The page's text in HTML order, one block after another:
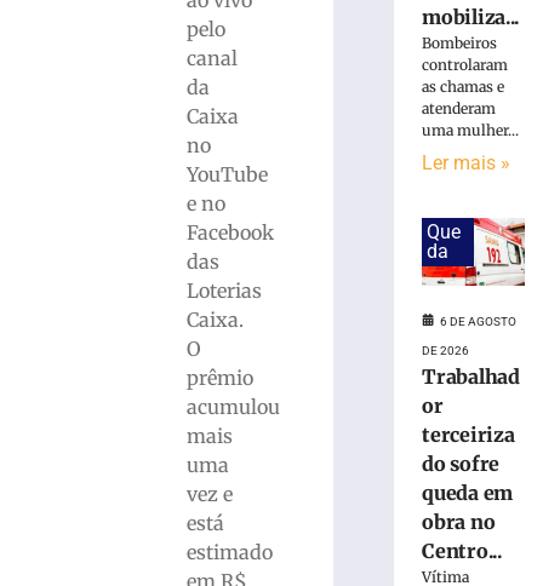
pelo
canal
da
Caixa
no
YouTube
e no
Facebook
das
Loterias
Caixa.
O
prêmio
acumulou
mais
uma
vez e
está
estimado
em R$
Visita
mediada
escultor
Theichmann
estudantes
história
patrimônio
cultural
Brusque
mobiliza...
Bombeiros
controlaram
as chamas e
atenderam
uma mulher...
Ler mais »
Que
da
6 DE AGOSTO
DE 2026
Trabalhad
or
terceiriza
do sofre
queda em
obra no
Centro...
Vítima